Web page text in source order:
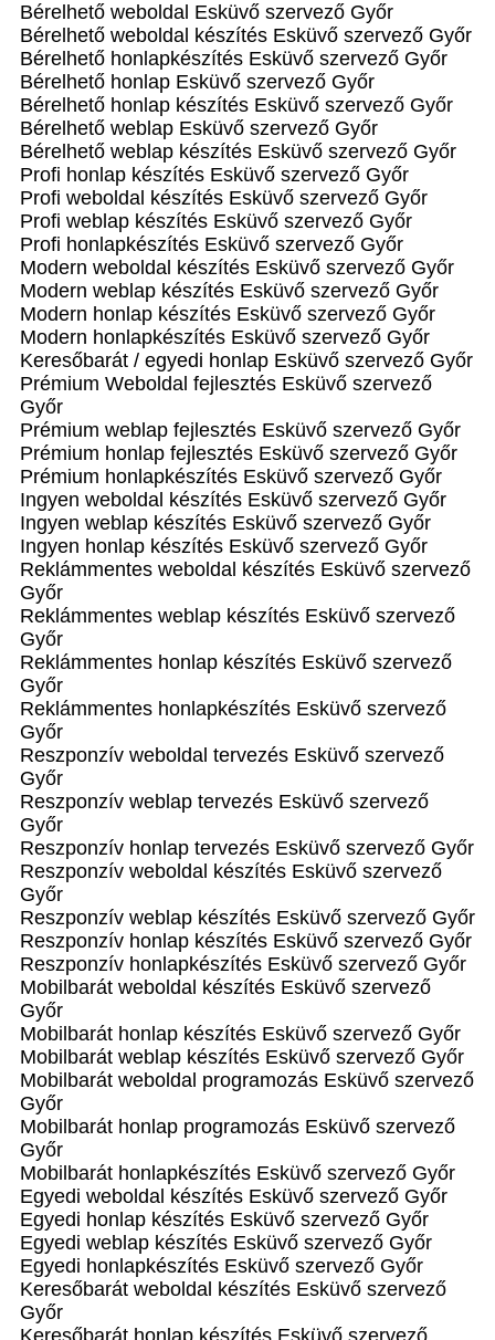
Bérelhető weboldal Esküvő szervező Győr
Bérelhető weboldal‎ készítés Esküvő szervező Győr
Bérelhető honlapkészítés Esküvő szervező Győr
Bérelhető honlap Esküvő szervező Győr
Bérelhető honlap készítés Esküvő szervező Győr
Bérelhető weblap Esküvő szervező Győr
Bérelhető weblap készítés Esküvő szervező Győr
Profi honlap készítés Esküvő szervező Győr
Profi weboldal készítés Esküvő szervező Győr
Profi weblap készítés Esküvő szervező Győr
Profi honlapkészítés Esküvő szervező Győr
Modern weboldal készítés Esküvő szervező Győr
Modern weblap készítés Esküvő szervező Győr
Modern honlap készítés Esküvő szervező Győr
Modern honlapkészítés Esküvő szervező Győr
Keresőbarát / egyedi honlap‎ Esküvő szervező Győr
Prémium Weboldal fejlesztés‎ Esküvő szervező
Győr
Prémium weblap fejlesztés‎ Esküvő szervező Győr
Prémium honlap fejlesztés‎ Esküvő szervező Győr
Prémium honlapkészítés‎ Esküvő szervező Győr
Ingyen weboldal készítés Esküvő szervező Győr
Ingyen weblap készítés Esküvő szervező Győr
Ingyen honlap készítés Esküvő szervező Győr
Reklámmentes weboldal készítés Esküvő szervező
Győr
Reklámmentes weblap készítés Esküvő szervező
Győr
Reklámmentes honlap készítés Esküvő szervező
Győr
Reklámmentes honlapkészítés Esküvő szervező
Győr
Reszponzív weboldal tervezés Esküvő szervező
Győr
Reszponzív weblap tervezés Esküvő szervező
Győr
Reszponzív honlap tervezés Esküvő szervező Győr
Reszponzív weboldal készítés Esküvő szervező
Győr
Reszponzív weblap készítés Esküvő szervező Győr
Reszponzív honlap készítés Esküvő szervező Győr
Reszponzív honlapkészítés Esküvő szervező Győr
Mobilbarát weboldal készítés Esküvő szervező
Győr
Mobilbarát honlap készítés Esküvő szervező Győr
Mobilbarát weblap készítés Esküvő szervező Győr
Mobilbarát weboldal programozás Esküvő szervező
Győr
Mobilbarát honlap programozás Esküvő szervező
Győr
Mobilbarát honlapkészítés Esküvő szervező Győr
Egyedi weboldal készítés Esküvő szervező Győr
Egyedi honlap készítés Esküvő szervező Győr
Egyedi weblap készítés Esküvő szervező Győr
Egyedi honlapkészítés Esküvő szervező Győr
Keresőbarát weboldal készítés Esküvő szervező
Győr
Keresőbarát honlap készítés Esküvő szervező